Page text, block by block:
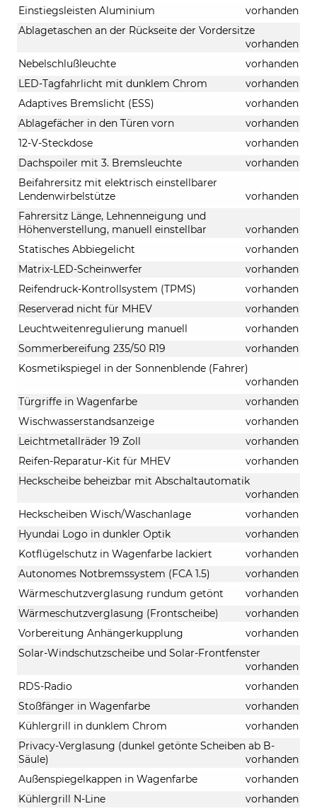
Einstiegsleisten Aluminium
vorhanden
Ablagetaschen an der Rückseite der Vordersitze
vorhanden
Nebelschlußleuchte
vorhanden
LED-Tagfahrlicht mit dunklem Chrom
vorhanden
Adaptives Bremslicht (ESS)
vorhanden
Ablagefächer in den Türen vorn
vorhanden
12-V-Steckdose
vorhanden
Dachspoiler mit 3. Bremsleuchte
vorhanden
Beifahrersitz mit elektrisch einstellbarer
Lendenwirbelstütze
vorhanden
Fahrersitz Länge, Lehnenneigung und
Höhenverstellung, manuell einstellbar
vorhanden
Statisches Abbiegelicht
vorhanden
Matrix-LED-Scheinwerfer
vorhanden
Reifendruck-Kontrollsystem (TPMS)
vorhanden
Reserverad nicht für MHEV
vorhanden
Leuchtweitenregulierung manuell
vorhanden
Sommerbereifung 235/50 R19
vorhanden
Kosmetikspiegel in der Sonnenblende (Fahrer)
vorhanden
Türgriffe in Wagenfarbe
vorhanden
Wischwasserstandsanzeige
vorhanden
Leichtmetallräder 19 Zoll
vorhanden
Reifen-Reparatur-Kit für MHEV
vorhanden
Heckscheibe beheizbar mit Abschaltautomatik
vorhanden
Heckscheiben Wisch/Waschanlage
vorhanden
Hyundai Logo in dunkler Optik
vorhanden
Kotflügelschutz in Wagenfarbe lackiert
vorhanden
Autonomes Notbremssystem (FCA 1.5)
vorhanden
Wärmeschutzverglasung rundum getönt
vorhanden
Wärmeschutzverglasung (Frontscheibe)
vorhanden
Vorbereitung Anhängerkupplung
vorhanden
Solar-Windschutzscheibe und Solar-Frontfenster
vorhanden
RDS-Radio
vorhanden
Stoßfänger in Wagenfarbe
vorhanden
Kühlergrill in dunklem Chrom
vorhanden
Privacy-Verglasung (dunkel getönte Scheiben ab B-
Säule)
vorhanden
Außenspiegelkappen in Wagenfarbe
vorhanden
Kühlergrill N-Line
vorhanden